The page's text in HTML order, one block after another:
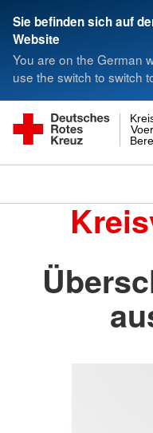
Sie befinden sich auf
Website
You are on the German
use the switch to switch